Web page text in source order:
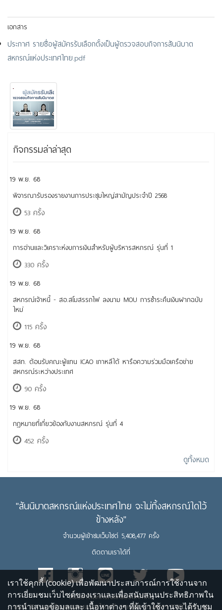
เอกสาร
ประกาศ รายชื่อผู้สมัครรับเลือกตั้งเป็นผู้ตรวจสอบกิจการสันนิบาต
สหกรณ์แห่งประเทศไทย.pdf
กิจกรรมล่าล่าสุด
19 พ.ย. 68
พิจารณารับรองรายงานการประชุมใหญ่สามัญประจำปี 2568
53 ครั้ง
19 พ.ย. 68
การอ่านและวิเคราะห์งบการเงินสำหรับผู้บริหารสหกรณ์ รุ่นที่ 1
330 ครั้ง
19 พ.ย. 68
สหกรณ์เจ้าหนี้ - สอ.สโมสรรถไฟ ลงนาม MOU การชำระคืนเงินฝากฉบับ
ใหม่
115 ครั้ง
19 พ.ย. 68
สสท. ต้อนรับคณะผู้แทน ICAO เกาหลีใต้ หารือความร่วมมือเครือข่าย
สหกรณ์ระหว่างประเทศ
90 ครั้ง
19 พ.ย. 68
กฎหมายที่เกี่ยวข้องกับงานสหกรณ์ รุ่นที่ 4
452 ครั้ง
ดูทั้งหมด
"สันนิบาตสหกรณ์แห่งประเทศไทย จะไม่ทิ้งสหกรณ์ใดไว้
ข้างหลัง"
จำนวนผู้เข้าชมเว็บไซต์ 5,408,477 ครั้ง
ติดตามเราได้ที่
สันนิบาตสหกรณ์แห่งประเทศไทย
เลขที่ 13 ถนนพิชัย แขวงถนนนครไชยศรี เขตดุสิต กรุงเทพฯ 10300 โทร. 02
เราใช้คุกกี้ (cookie) เพื่อพัฒนาประสบการณ์การใช้งานจาก
การเยี่ยมชมเว็บไซต์ของเราและเพื่อสนับสนุนประสิทธิภาพใน
การนำเสนอข้อมูลและ เนื้อหาต่างๆ ที่ผู้เข้าใช้งานจะได้รับชม